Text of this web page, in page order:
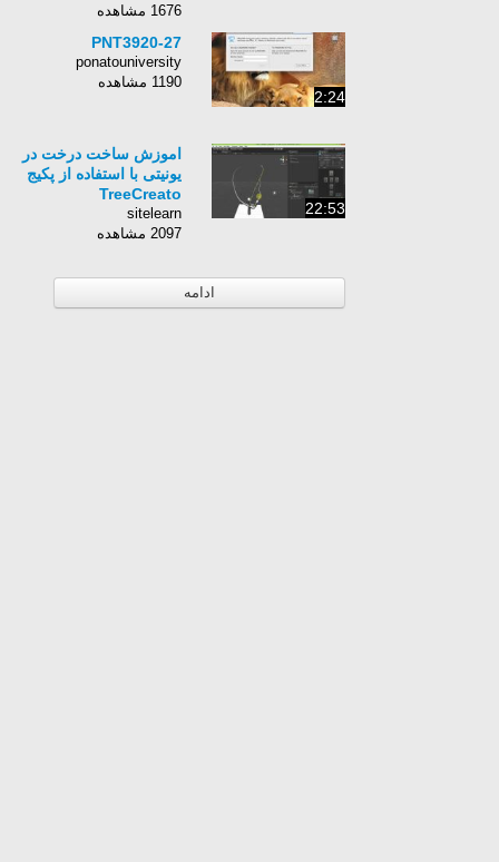
1676 مشاهده
2:24
PNT3920-27
ponatouniversity
1190 مشاهده
22:53
اموزش ساخت درخت در
یونیتی با استفاده از پکیج
TreeCreato
sitelearn
2097 مشاهده
ادامه